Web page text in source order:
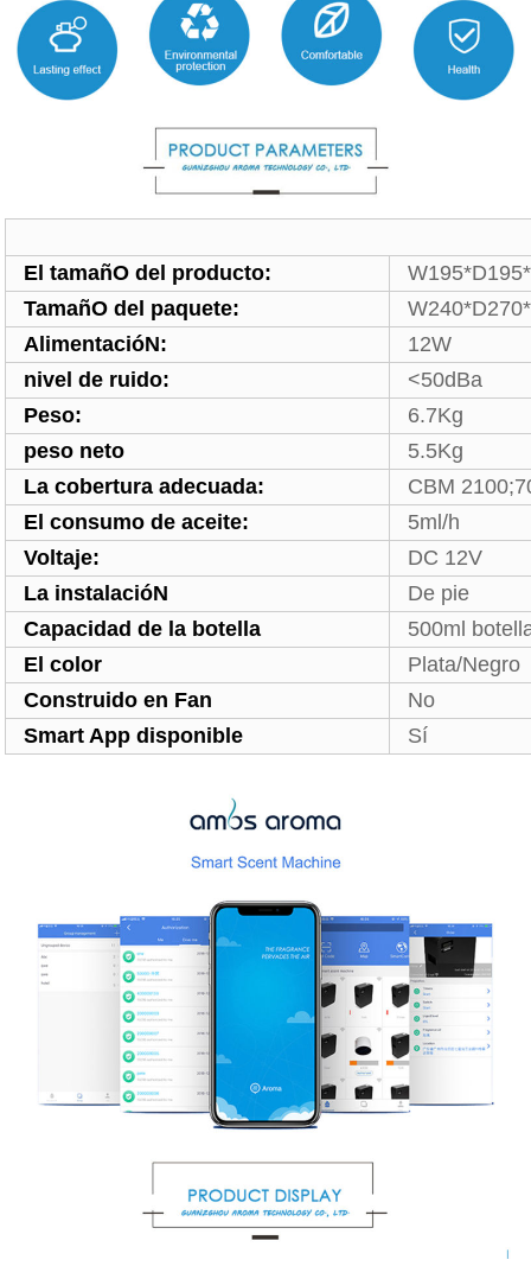
El tamañO del producto:
TamañO del paquete:
AlimentacióN:
12W
nivel de ruido:
<50dBa
Peso:
6.7Kg
peso neto
5.5Kg
La cobertura adecuada:
CBM
El consumo de aceite:
5ml/h
Voltaje:
DC 12V
La instalacióN
De pie
Capacidad de la botella
500ml
El color
Plata/Negro
Construido en Fan
No
Smart App disponible
Sí